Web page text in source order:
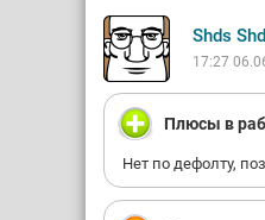
Shds
17:27
Плюсы в
Нет по дефолту,